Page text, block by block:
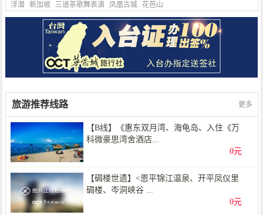
浮潜
新加坡 三道茶歌舞表演 凤凰古城 花芭山
旅游推荐线路 更多
【B线】《惠东双月湾、海龟岛、入住《万
科微豪思湾舍酒店...
0元
【碉楼世遗】<恩平锦江温泉、开平凤仪里
碉楼、岑洞峡谷 ...
0元